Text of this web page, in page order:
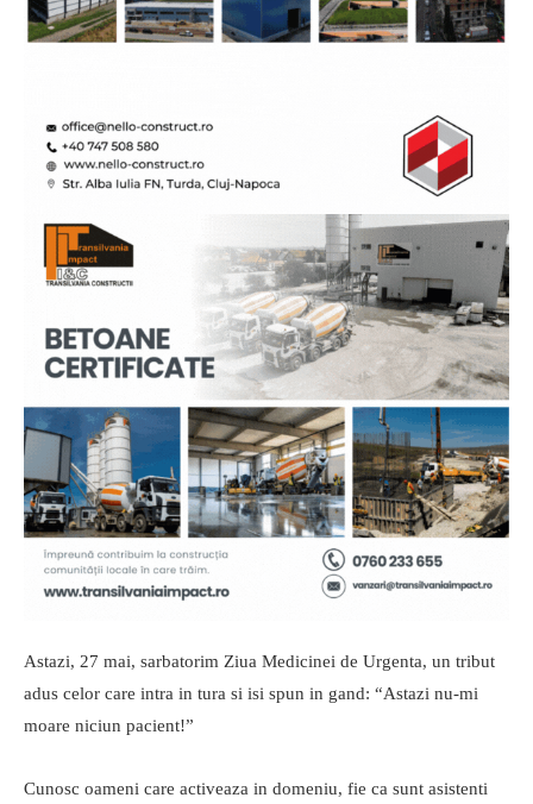
Astazi, 27 mai, sarbatorim Ziua Medicinei de Urgenta, un tribut
adus celor care intra in tura si isi spun in gand: “Astazi nu-mi
moare niciun pacient!”
Cunosc oameni care activeaza in domeniu, fie ca sunt asistenti